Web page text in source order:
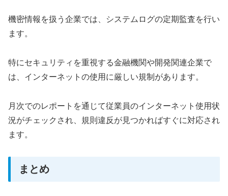
機密情報を扱う企業では、システムログの定期監査を行い
ます。
特にセキュリティを重視する金融機関や開発関連企業で
は、インターネットの使用に厳しい規制があります。
月次でのレポートを通じて従業員のインターネット使用状
況がチェックされ、規則違反が見つかればすぐに対応され
ます。
まとめ